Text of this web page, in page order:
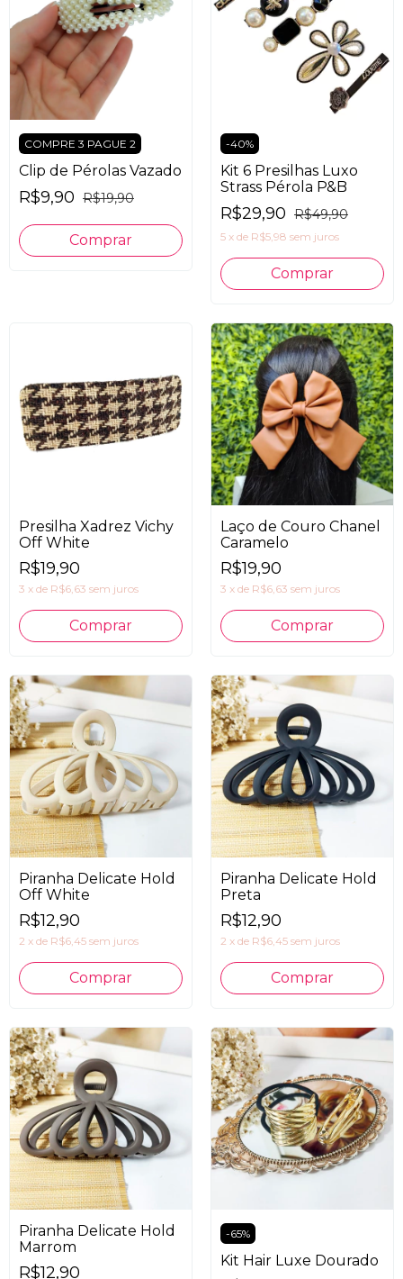
COMPRE 3 PAGUE 2
Clip de Pérolas Vazado
R$9,90 R$19,90
-40%
Kit 6 Presilhas Luxo
Strass Pérola P&B
R$29,90 R$49,90
5 x de R$5,98 sem juros
Presilha Xadrez Vichy
Off White
R$19,90
3 x de R$6,63 sem juros
Laço de Couro Chanel
Caramelo
R$19,90
3 x de R$6,63 sem juros
Piranha Delicate Hold
Off White
R$12,90
2 x de R$6,45 sem juros
Piranha Delicate Hold
Preta
R$12,90
2 x de R$6,45 sem juros
Piranha Delicate Hold
Marrom
R$12,90
-65%
Kit Hair Luxe Dourado